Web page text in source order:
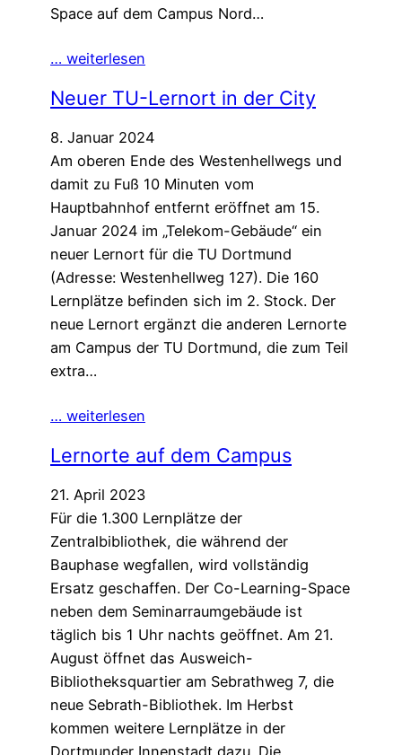
Space auf dem Campus Nord…
… weiterlesen
Neuer TU-Lernort in der City
8. Januar 2024
Am oberen Ende des Westenhellwegs und
damit zu Fuß 10 Minuten vom
Hauptbahnhof entfernt eröffnet am 15.
Januar 2024 im „Telekom-Gebäude“ ein
neuer Lernort für die TU Dortmund
(Adresse: Westenhellweg 127). Die 160
Lernplätze befinden sich im 2. Stock. Der
neue Lernort ergänzt die anderen Lernorte
am Campus der TU Dortmund, die zum Teil
extra…
… weiterlesen
Lernorte auf dem Campus
21. April 2023
Für die 1.300 Lernplätze der
Zentralbibliothek, die während der
Bauphase wegfallen, wird vollständig
Ersatz geschaffen. Der Co-Learning-Space
neben dem Seminarraumgebäude ist
täglich bis 1 Uhr nachts geöffnet. Am 21.
August öffnet das Ausweich-
Bibliotheksquartier am Sebrathweg 7, die
neue Sebrath-Bibliothek. Im Herbst
kommen weitere Lernplätze in der
Dortmunder Innenstadt dazu. Die